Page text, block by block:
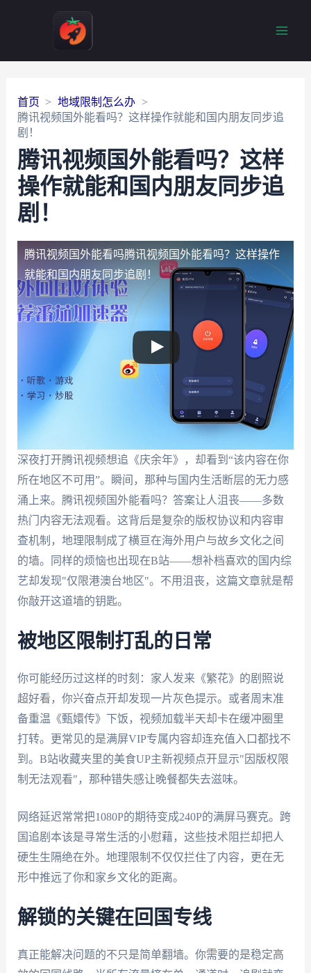
首页
地域限制怎么办
腾讯视频国外能看吗？这样操作就能和国内朋友同步追
剧！
腾讯视频国外能看吗？这样
操作就能和国内朋友同步追
剧！
腾讯视频国外能看吗腾讯视频国外能看吗？这样操作
就能和国内朋友同步追剧！
深夜打开腾讯视频想追《庆余年》，却看到“该内容在你
所在地区不可用”。瞬间，那种与国内生活断层的无力感
涌上来。腾讯视频国外能看吗？答案让人沮丧——多数
热门内容无法观看。这背后是复杂的版权协议和内容审
查机制，地理限制成了横亘在海外用户与故乡文化之间
的墙。同样的烦恼也出现在B站——想补档喜欢的国内综
艺却发现"仅限港澳台地区"。不用沮丧，这篇文章就是帮
你敲开这道墙的钥匙。
被地区限制打乱的日常
你可能经历过这样的时刻：家人发来《繁花》的剧照说
超好看，你兴奋点开却发现一片灰色提示。或者周末准
备重温《甄嬛传》下饭，视频加载半天却卡在缓冲圈里
打转。更常见的是满屏VIP专属内容却连充值入口都找不
到。B站收藏夹里的美食UP主新视频点开显示"因版权限
制无法观看"，那种错失感让晚餐都失去滋味。
网络延迟常常把1080P的期待变成240P的满屏马赛克。跨
国追剧本该是寻常生活的小慰藉，这些技术阻拦却把人
硬生生隔绝在外。地理限制不仅仅拦住了内容，更在无
形中推远了你和家乡文化的距离。
解锁的关键在回国专线
真正能解决问题的不只是简单翻墙。你需要的是稳定高